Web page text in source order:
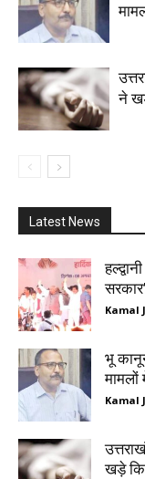
ने
Latest News
Kamal
भू
Kamal
खड़े